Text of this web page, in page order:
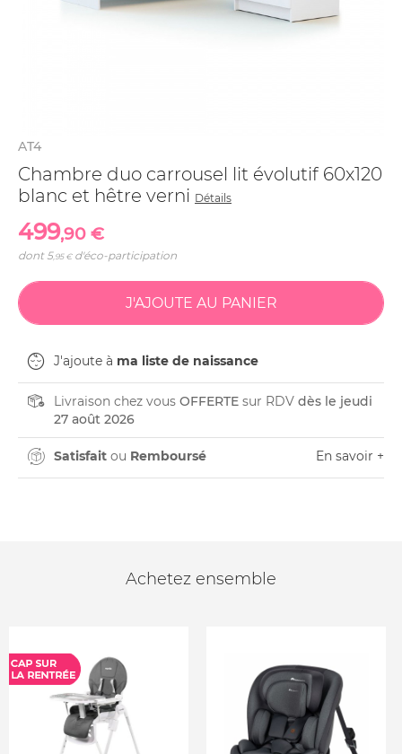
AT4
Chambre duo carrousel lit évolutif 60x120
blanc et hêtre verni Détails
499,90 €
dont 5,95 €d'éco-participation
J'ajoute à ma liste de naissance
Livraison chez vous OFFERTE sur RDV dès le jeudi
27 août 2026
Satisfait ou Remboursé En savoir +
Achetez ensemble